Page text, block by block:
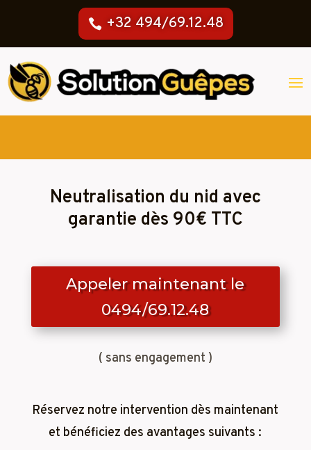
+32 494/69.12.48
Neutralisation du nid avec
garantie dès 90€ TTC
Appeler maintenant le
0494/69.12.48
( sans engagement )
Réservez notre intervention dès maintenant
et bénéficiez des avantages suivants :